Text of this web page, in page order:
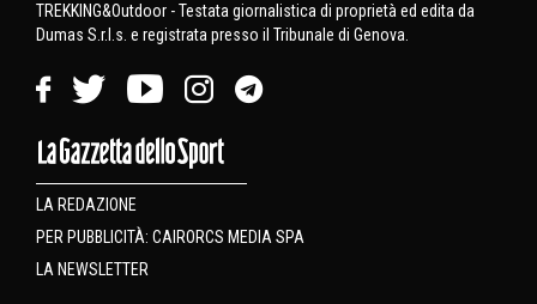
TREKKING&Outdoor - Testata giornalistica di proprietà ed edita da
Dumas S.r.l.s. e registrata presso il Tribunale di Genova.
LA REDAZIONE
PER PUBBLICITÀ: CAIRORCS MEDIA SPA
LA NEWSLETTER